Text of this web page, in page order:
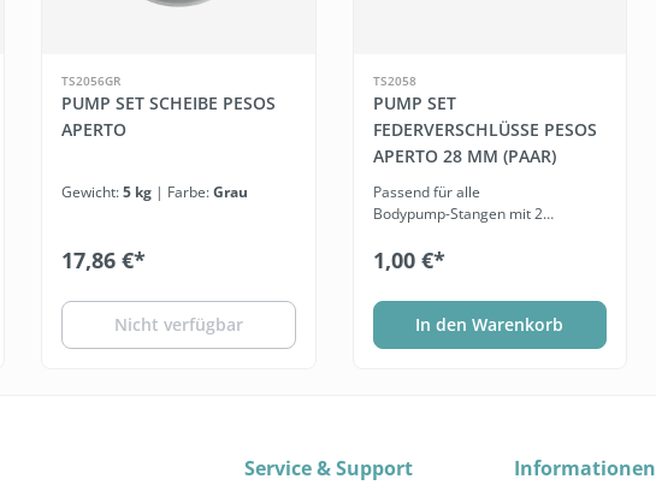
TS2056GR
PUMP SET SCHEIBE PESOS
APERTO
Gewicht:5 kg | Farbe:Grau
17,86 €*
Nicht verfügbar
TS2058
PUMP SET
FEDERVERSCHLÜSSE PESOS
APERTO 28 MM (PAAR)
Passend für alle
Bodypump-Stangen mit 28
1,00 €*
In den Warenkorb
Service & Support Informationen